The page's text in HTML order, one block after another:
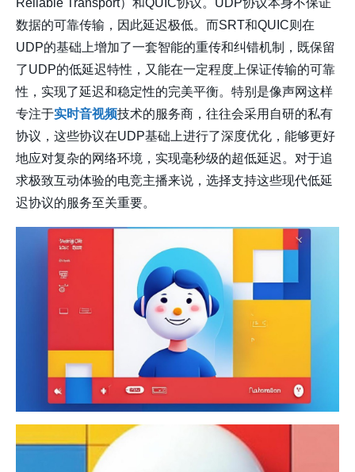
Reliable Transport）和QUIC协议。UDP协议本身不保证
数据的可靠传输，因此延迟极低。而SRT和QUIC则在
UDP的基础上增加了一套智能的重传和纠错机制，既保留
了UDP的低延迟特性，又能在一定程度上保证传输的可靠
性，实现了延迟和稳定性的完美平衡。特别是像声网这样
专注于实时音视频技术的服务商，往往会采用自研的私有
协议，这些协议在UDP基础上进行了深度优化，能够更好
地应对复杂的网络环境，实现毫秒级的超低延迟。对于追
求极致互动体验的电竞主播来说，选择支持这些现代低延
迟协议的服务至关重要。